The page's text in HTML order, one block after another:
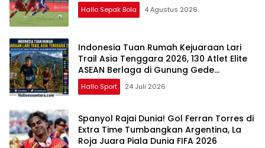
Hallo Sepak Bola 4 Agustus 2026
Indonesia Tuan Rumah Kejuaraan Lari
Trail Asia Tenggara 2026, 130 Atlet Elite
ASEAN Berlaga di Gunung Gede
Pangrango
Hallo Sport 24 Juli 2026
Spanyol Rajai Dunia! Gol Ferran Torres di
Extra Time Tumbangkan Argentina, La
Roja Juara Piala Dunia FIFA 2026